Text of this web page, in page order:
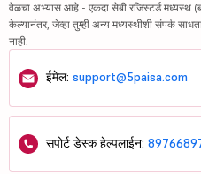
वेळचा अभ्यास आहे - एकदा सेबी रजिस्टर्ड मध्यस्थ
केल्यानंतर, जेव्हा तुम्ही अन्य मध्यस्थीशी संपर्क
नाही.
ईमेल: support@5paisa.com
सपोर्ट डेस्क हेल्पलाईन: